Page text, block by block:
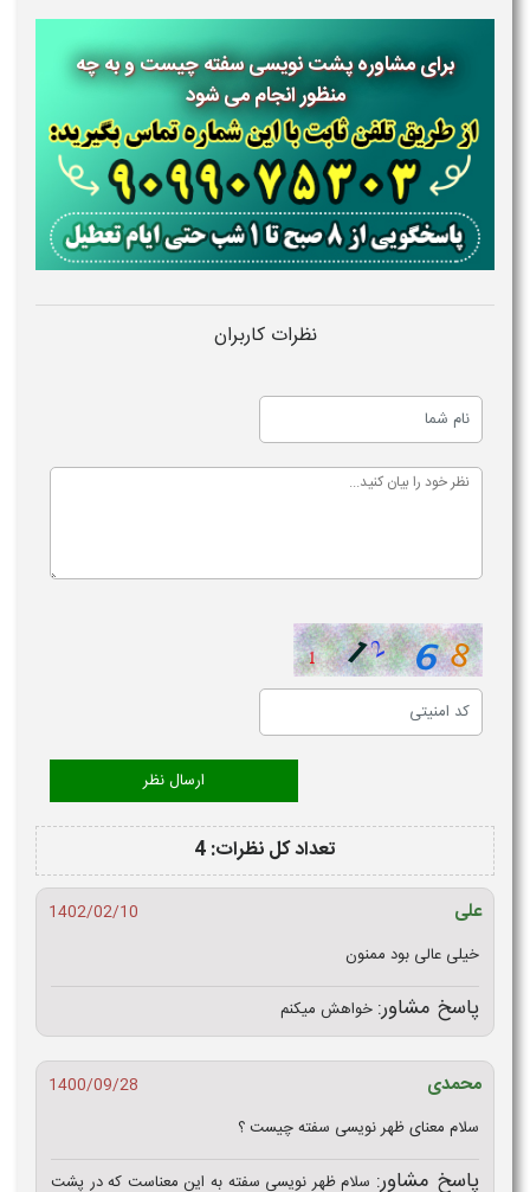
برای مشاوره پشت نویسی سفته چیست و به چه
منظور انجام می شود
نظرات کاربران
تعداد کل نظرات: 4
علی
1402/02/10
خیلی عالی بود ممنون
پاسخ مشاور: خواهش میکنم
محمدی
1400/09/28
سلام معنای ظهر نویسی سفته چیست ؟
پاسخ مشاور: سلام ظهر نویسی سفته به این معناست که در پشت